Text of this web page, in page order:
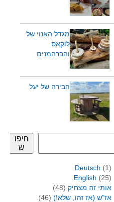
מגדל האנוי של
לוקאס
והברהמנים
הבירה של יעל
חיפו
ש
Deutsch (1)
English (25)
אותי זה מצחיק(48)
אז"ש (אז זהו, שלא!)(46)